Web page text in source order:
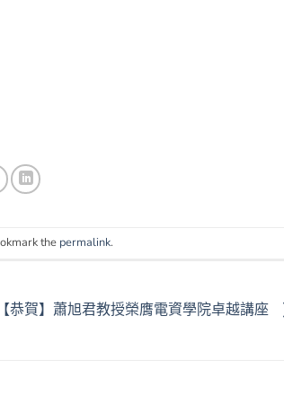
the permalink.
【恭賀】蕭旭君教授榮膺電資學院卓越講座